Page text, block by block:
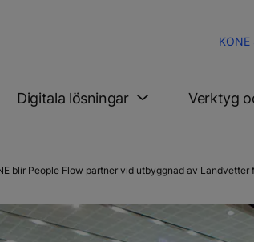
Digitala lösningar Verktyg
blir People Flow partner vid utbyggnad av Landvetter